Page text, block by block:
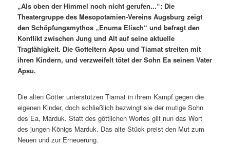
„Als oben der Himmel noch nicht gerufen...“: Die
Theatergruppe des Mesopotamien-Vereins Augsburg zeigt
den Schöpfungsmythos „Enuma Elisch“ und befragt den
Konflikt zwischen Jung und Alt auf seine aktuelle
Tragfähigkeit. Die Gotteltern Apsu und Tiamat streiten mit
ihren Kindern, und verzweifelt tötet der Sohn Ea seinen Vater
Apsu.
Die alten Götter unterstützen Tiamat in ihrem Kampf gegen die
eigenen Kinder, doch schließlich bezwingt sie der mutige Sohn
des Ea, Marduk. Statt des göttlichen Wortes gilt nun das Wort
des jungen Königs Marduk. Das alte Stück preist den Mut zum
Neuen und zur Erneuerung.